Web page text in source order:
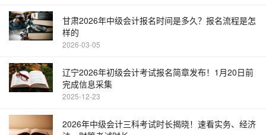
甘肃2026年中级会计报名时间是多久？报名流程是怎
样的
2026-03-05
辽宁2026年初级会计考试报名简章发布！1月20日前
完成信息采集
2025-12-23
2026年中级会计三科考试时长揭晓！速看实务、经济